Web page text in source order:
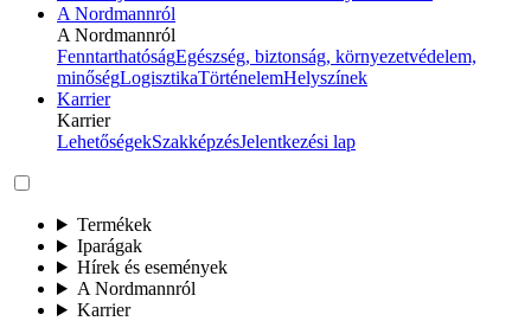
A Nordmannról
A Nordmannról
FenntarthatóságEgészség, biztonság, környezetvédelem,
minőségLogisztikaTörténelemHelyszínek
Karrier
Karrier
LehetőségekSzakképzésJelentkezési lap
Termékek
Iparágak
Hírek és események
A Nordmannról
Karrier